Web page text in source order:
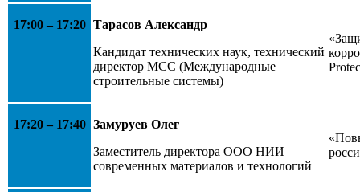
17:00 – 17:20 Тарасов Александр
Кандидат технических наук, технический
директор МСС (Международные
строительные системы)
17:20 – 17:40 Замуруев Олег
Заместитель директора ООО НИИ
современных материалов и технологий